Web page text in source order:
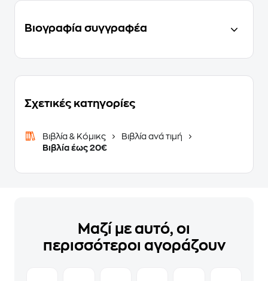
Βιογραφία συγγραφέα
Σχετικές κατηγορίες
Βιβλία & Κόμικς
Βιβλία ανά τιμή
Βιβλία έως 20€
Μαζί με αυτό, οι
περισσότεροι αγοράζουν